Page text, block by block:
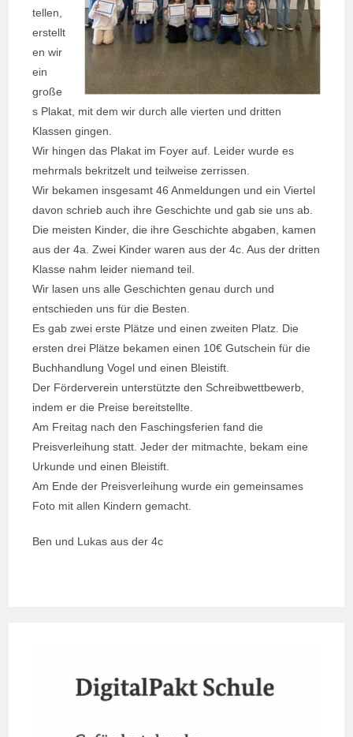
tellen,
erstellt
en wir
ein
große
s Plakat, mit dem wir durch alle vierten und dritten
Klassen gingen.
Wir hingen das Plakat im Foyer auf. Leider wurde es
mehrmals bekritzelt und teilweise zerrissen.
Wir bekamen insgesamt 46 Anmeldungen und ein Viertel
davon schrieb auch ihre Geschichte und gab sie uns ab.
Die meisten Kinder, die ihre Geschichte abgaben, kamen
aus der 4a. Zwei Kinder waren aus der 4c. Aus der dritten
Klasse nahm leider niemand teil.
Wir lasen uns alle Geschichten genau durch und
entschieden uns für die Besten.
Es gab zwei erste Plätze und einen zweiten Platz. Die
ersten drei Plätze bekamen einen 10€ Gutschein für die
Buchhandlung Vogel und einen Bleistift.
Der Förderverein unterstützte den Schreibwettbewerb,
indem er die Preise bereitstellte.
Am Freitag nach den Faschingsferien fand die
Preisverleihung statt. Jeder der mitmachte, bekam eine
Urkunde und einen Bleistift.
Am Ende der Preisverleihung wurde ein gemeinsames
Foto mit allen Kindern gemacht.
Ben und Lukas aus der 4c